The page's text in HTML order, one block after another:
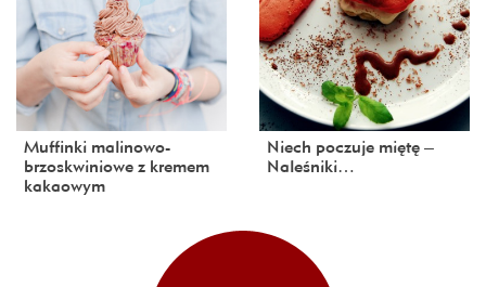
Muffinki malinowo-
brzoskwiniowe z kremem
kakaowym
Niech poczuje miętę –
Naleśniki…